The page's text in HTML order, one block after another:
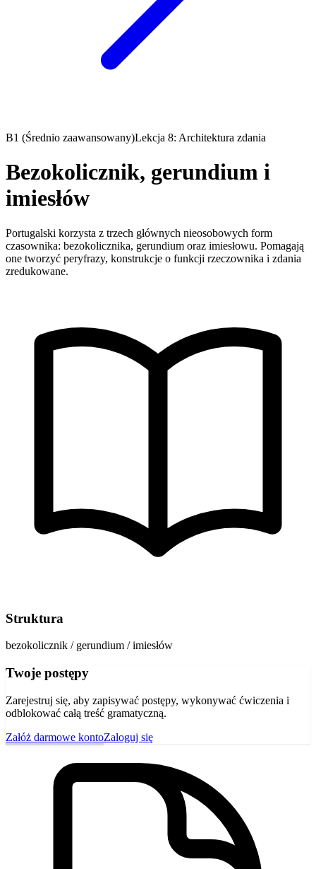
B1 (Średnio zaawansowany)Lekcja 8: Architektura zdania
Bezokolicznik, gerundium i
imiesłów
Portugalski korzysta z trzech głównych nieosobowych form
czasownika: bezokolicznika, gerundium oraz imiesłowu. Pomagają
one tworzyć peryfrazy, konstrukcje o funkcji rzeczownika i zdania
zredukowane.
Struktura
bezokolicznik / gerundium / imiesłów
Twoje postępy
Zarejestruj się, aby zapisywać postępy, wykonywać ćwiczenia i
odblokować całą treść gramatyczną.
Załóż darmowe kontoZaloguj się